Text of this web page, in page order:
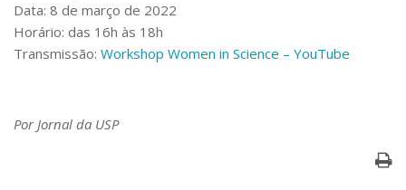
Data: 8 de março de 2022
Horário: das 16h às 18h
Transmissão: Workshop Women in Science – YouTube
Por Jornal da USP